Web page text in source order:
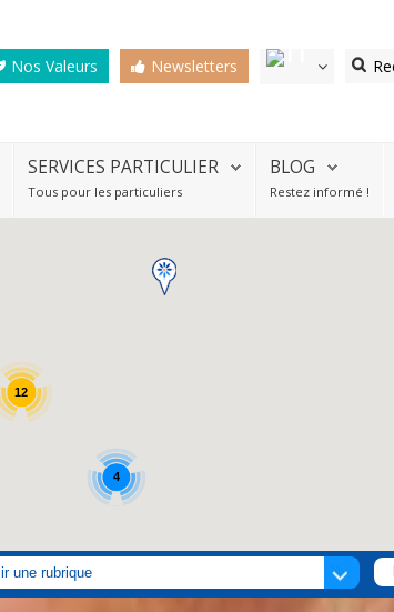
Nos Valeurs Newsletters
SERVICES PARTICULIER
Tous pour les particuliers
BLOG
Restez informé !
4
12